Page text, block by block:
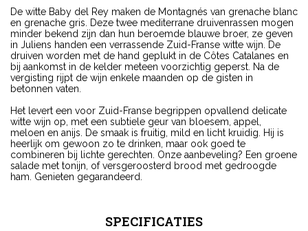
De witte Baby del Rey maken de Montagnés van grenache blanc
en grenache gris. Deze twee mediterrane druivenrassen mogen
minder bekend zijn dan hun beroemde blauwe broer, ze geven
in Juliens handen een verrassende Zuid-Franse witte wijn. De
druiven worden met de hand geplukt in de Côtes Catalanes en
bij aankomst in de kelder meteen voorzichtig geperst. Na de
vergisting rijpt de wijn enkele maanden op de gisten in
betonnen vaten.
Het levert een voor Zuid-Franse begrippen opvallend delicate
witte wijn op, met een subtiele geur van bloesem, appel,
meloen en anijs. De smaak is fruitig, mild en licht kruidig. Hij is
heerlijk om gewoon zo te drinken, maar ook goed te
combineren bij lichte gerechten. Onze aanbeveling? Een groene
salade met tonijn, of versgeroosterd brood met gedroogde
ham. Genieten gegarandeerd.
SPECIFICATIES